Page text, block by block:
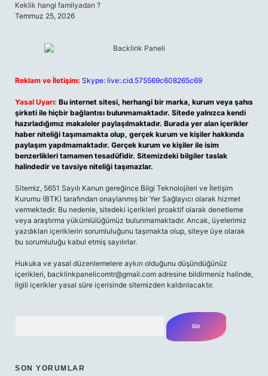
Keklik hangi familyadan ?
Temmuz 25, 2026
Reklam ve İletişim: Skype: live:.cid.575569c608265c69
Yasal Uyarı: Bu internet sitesi, herhangi bir marka, kurum veya şahıs
şirketi ile hiçbir bağlantısı bulunmamaktadır. Sitede yalnızca kendi
hazırladığımız makaleler paylaşılmaktadır. Burada yer alan içerikler
haber niteliği taşımamakta olup, gerçek kurum ve kişiler hakkında
paylaşım yapılmamaktadır. Gerçek kurum ve kişiler ile isim
benzerlikleri tamamen tesadüfidir. Sitemizdeki bilgiler taslak
halindedir ve tavsiye niteliği taşımazlar.
Sitemiz, 5651 Sayılı Kanun gereğince Bilgi Teknolojileri ve İletişim
Kurumu (BTK) tarafından onaylanmış bir Yer Sağlayıcı olarak hizmet
vermektedir. Bu nedenle, sitedeki içerikleri proaktif olarak denetleme
veya araştırma yükümlülüğümüz bulunmamaktadır. Ancak, üyelerimiz
yazdıkları içeriklerin sorumluluğunu taşımakta olup, siteye üye olarak
bu sorumluluğu kabul etmiş sayılırlar.
Hukuka ve yasal düzenlemelere aykırı olduğunu düşündüğünüz
içerikleri, backlinkpanelicomtr@gmail.com adresine bildirmeniz halinde,
ilgili içerikler yasal süre içerisinde sitemizden kaldırılacaktır.
SON YORUMLAR